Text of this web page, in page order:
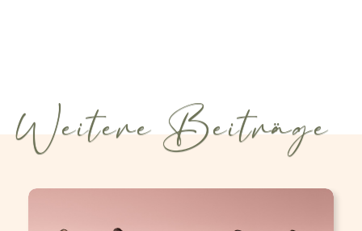
Weitere Beiträge